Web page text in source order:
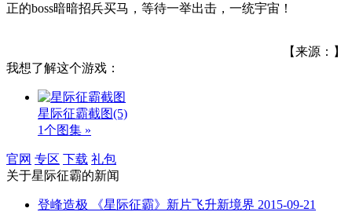
正的boss暗暗招兵买马，等待一举出击，一统宇宙！
【来源：】
我想了解这个游戏：
星际征霸截图(5)
1个图集 »
官网 专区 下载 礼包
关于星际征霸的新闻
登峰造极 《星际征霸》新片飞升新境界 2015-09-21